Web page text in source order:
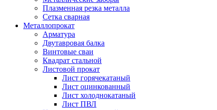
Плазменная резка металла
Сетка сварная
Металлопрокат
Арматура
Двутавровая балка
Винтовые сваи
Квадрат стальной
Листовой прокат
Лист горячекатаный
Лист оцинкованный
Лист холоднокатаный
Лист ПВЛ